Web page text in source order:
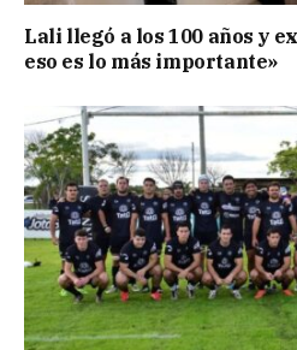
Lali llegó a los 100 años y
eso es lo más importante»